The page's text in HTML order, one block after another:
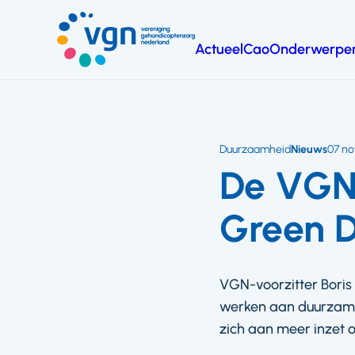
hoofdinhoud
ActueelCao
De
Green
DuurzaamheidNieuws07
VGN-voorzitter
werken aan
zich aan meer inzet